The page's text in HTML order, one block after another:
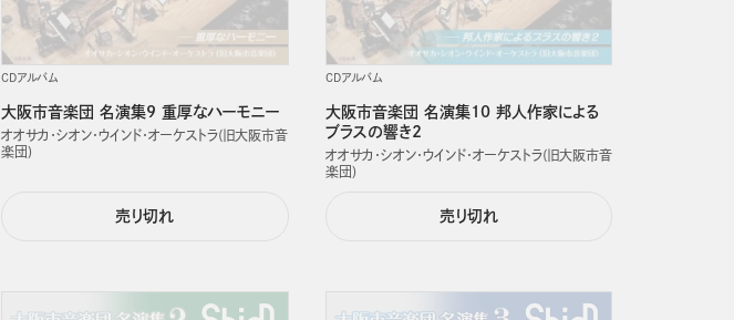
CDアルバム
大阪市音楽団 名演集9 重厚なハーモニー
オオサカ・シオン・ウインド・オーケストラ(旧大阪市音
楽団)
売り切れ
CDアルバム
大阪市音楽団 名演集10 邦人作家による
ブラスの響き2
オオサカ・シオン・ウインド・オーケストラ(旧大阪市音
楽団)
売り切れ